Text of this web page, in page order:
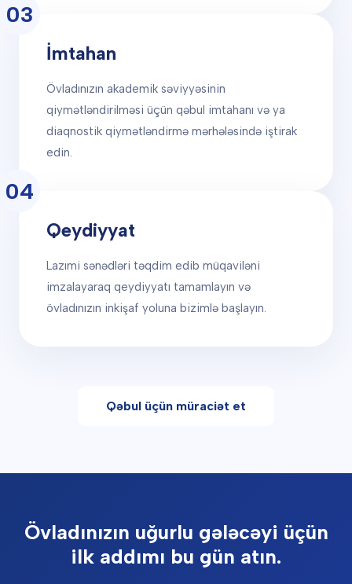
03
İmtahan
Övladınızın akademik səviyyəsinin
qiymətləndirilməsi üçün qəbul imtahanı və ya
diaqnostik qiymətləndirmə mərhələsində iştirak
edin.
04
Qeydiyyat
Lazımi sənədləri təqdim edib müqaviləni
imzalayaraq qeydiyyatı tamamlayın və
övladınızın inkişaf yoluna bizimlə başlayın.
Qəbul üçün müraciət et
Övladınızın uğurlu gələcəyi üçün
ilk addımı bu gün atın.